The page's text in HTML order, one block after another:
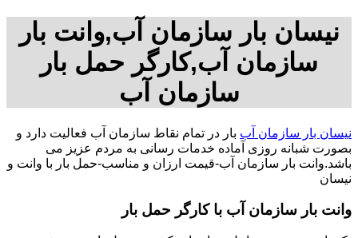
نیسان بار سازمان آب,وانت بار
سازمان آب,کارگر حمل بار
سازمان آب
نیسان بار سازمان آب بار در تمام نقاط سازمان آب فعالیت دارد و
بصورت شبانه روزی آماده خدمات رسانی به مردم عزیز می
باشد.وانت بار سازمان آب-قیمت ارزان و مناسب-حمل بار با وانت و
نیسان
وانت بار سازمان آب با کارگر حمل بار